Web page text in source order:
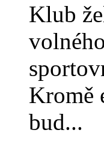
Klub
Kromě
bud...